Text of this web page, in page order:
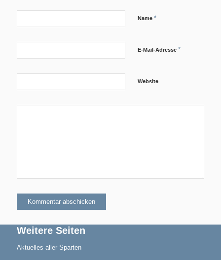
Termine/Training
Name *
E-Mail-Adresse *
Website
Weitere Seiten
Aktuelles aller Sparten